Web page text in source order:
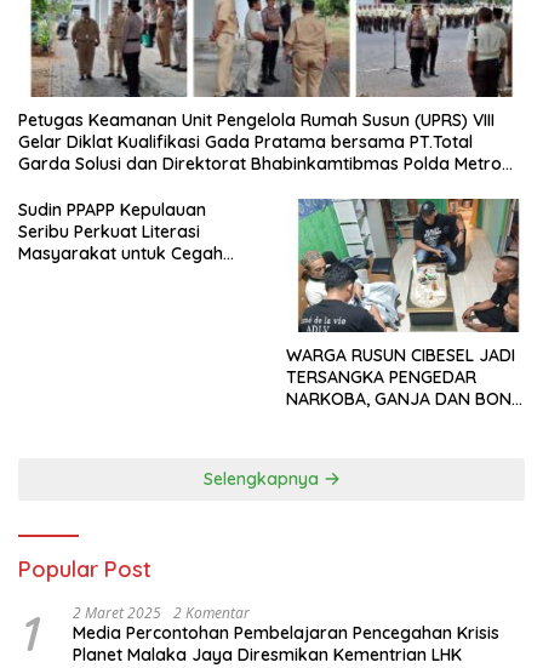
Petugas Keamanan Unit Pengelola Rumah Susun (UPRS) VIII
Gelar Diklat Kualifikasi Gada Pratama bersama PT.Total
Garda Solusi dan Direktorat Bhabinkamtibmas Polda Metro
Sudin PPAPP Kepulauan
Seribu Perkuat Literasi
Masyarakat untuk Cegah
WARGA RUSUN CIBESEL JADI
TERSANGKA PENGEDAR
NARKOBA, GANJA DAN BONG
Selengkapnya
Popular Post
1 2 Maret 2025 2 Komentar
Media Percontohan Pembelajaran Pencegahan Krisis
Planet Malaka Jaya Diresmikan Kementrian LHK